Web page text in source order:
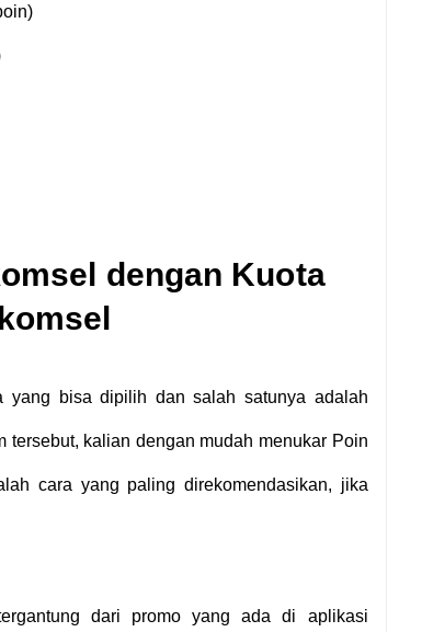
dengan Kuota
yang bisa dipilih dan salah satunya adalah
tersebut, kalian dengan mudah menukar Poin
cara yang paling direkomendasikan, jika
dari promo yang ada di aplikasi